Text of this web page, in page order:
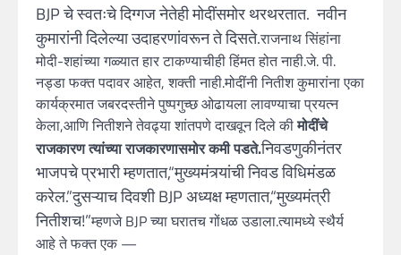
BJP चे स्वतःचे दिग्गज नेतेही मोदींसमोर थरथरतात. नवीन
कुमारांनी दिलेल्या उदाहरणांवरून ते दिसते.राजनाथ सिंहांना
मोदी-शहांच्या गळ्यात हार टाकण्याचीही हिंमत होत नाही.जे. पी.
नड्डा फक्त पदावर आहेत, शक्ती नाही.मोदींनी नितीश कुमारांना एका
कार्यक्रमात जबरदस्तीने पुष्पगुच्छ ओढायला लावण्याचा प्रयत्न
केला,आणि नितीशने तेवढ्या शांतपणे दाखवून दिले कीमोदींचे
राजकारण त्यांच्या राजकारणासमोर कमी पडते.निवडणुकीनंतर
भाजपचे प्रभारी म्हणतात,“मुख्यमंत्र्यांची निवड विधिमंडळ
करेल.”दुसऱ्याच दिवशी BJP अध्यक्ष म्हणतात,“मुख्यमंत्री
नितीशच!”म्हणजे BJP च्या घरातच गोंधळ उडाला.त्यामध्ये स्थैर्य
आहे ते फक्त एक —